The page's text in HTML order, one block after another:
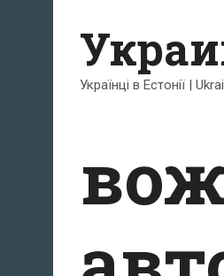
содержимому
Українці в Естонії |